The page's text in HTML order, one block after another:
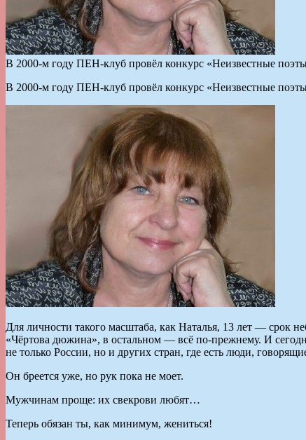
В 2000-м году ПЕН-клуб провёл конкурс «Неизвестные
В 2000-м году ПЕН-клуб провёл конкурс «Неизвестные
Для личности такого масштаба, как Наталья, 13 лет — срок
«Чёртова дюжина», в остальном — всё по-прежнему. И
не только России, но и других стран, где есть люди,
Он бреется уже, но рук пока не моет.
Мужчинам проще: их свекрови любят…
Теперь обязан ты, как минимум, жениться!